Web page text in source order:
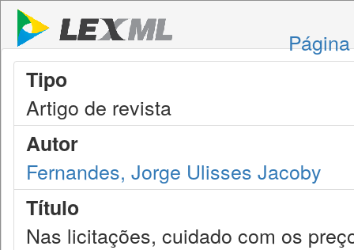
Tipo
Artigo de revista
Autor
Fernandes, Jorge Ulisses Jacoby
Título
Nas licitações, cuidado com os